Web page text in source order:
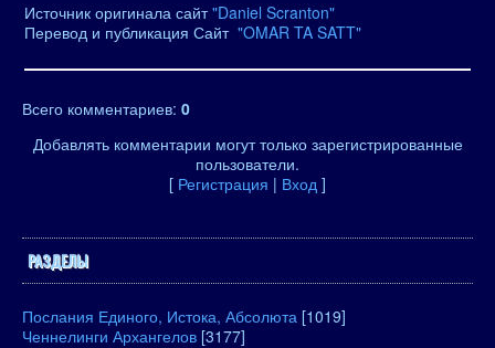
Источник оригинала сайт"Daniel Scranton"
Перевод и публикация Сайт "OMAR TA SATT"
Всего комментариев: 0
Добавлять комментарии могут только зарегистрированные
пользователи.
[ Регистрация | Вход ]
РАЗДЕЛЫ
Послания Единого, Истока, Абсолюта [1019]
Ченнелинги Архангелов [3177]